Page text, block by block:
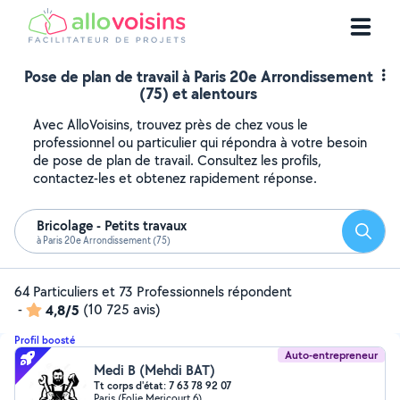
Pose de plan de travail à Paris 20e Arrondissement
(75) et alentours
Avec AlloVoisins, trouvez près de chez vous le
professionnel ou particulier qui répondra à votre besoin
de pose de plan de travail. Consultez les profils,
contactez-les et obtenez rapidement réponse.
Bricolage - Petits travaux
à Paris 20e Arrondissement (75)
64 Particuliers et 73 Professionnels répondent
-
4,8/5 (10 725 avis)
Profil boosté
Auto-entrepreneur
Medi B (Mehdi BAT)
Tt corps d'état: 7 63 78 92 07